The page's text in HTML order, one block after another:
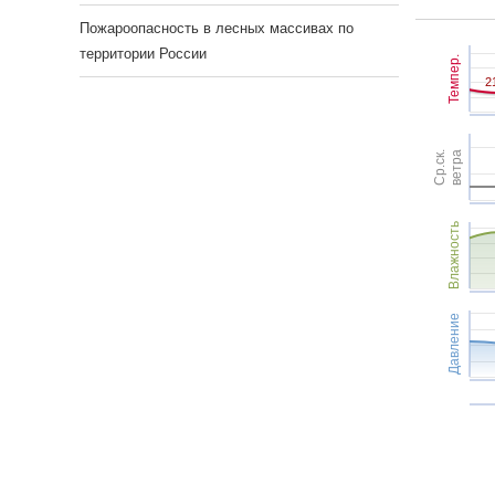
Темпер.
Ср.ск.ветра
Влажность
Давление
Пожароопасность в лесных массивах по
территории России